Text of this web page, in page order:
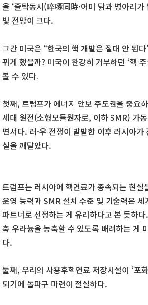
을 ‘줄탁동시(啐啄同時·어미 닭과 병아리
빛 전망이 크다.
그간 미국은 “한국의 핵 개발은 절대 안 된
뀌게 했을까? 미국이 완강히 거부하던 ‘핵
볼 수 있다.
첫째, 트럼프가 에너지 안보 주도권을 중요
세대 원전(소형모듈원자로, 이하 SMR) 가
면서다. 러-우 전쟁이 발발한 이후 러시아
실을 깨달았다.
트럼프는 러시아에 핵연료가 종속되는 현
운영 능력과 SMR 설치 수준 및 기술력은
파트너로 선정하는 게 유리하다고 본 듯하
축 우라늄을 농축할 수 있도록 배려하는 게
다.
둘째, 우리의 사용후핵연료 저장시설이 ‘
되기에 돌파구 마련이 절실하다.